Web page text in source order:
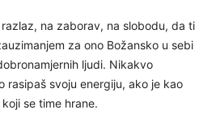
na zaborav, na slobodu, da ti
za ono Božansko u sebi
ljudi. Nikakvo
rasipaš svoju energiju, ako je kao
se time hrane.